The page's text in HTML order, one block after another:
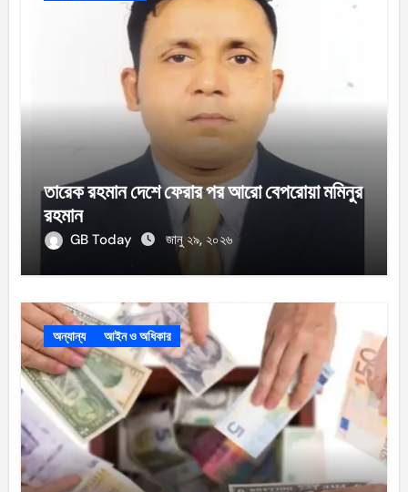
তারেক রহমান দেশে ফেরার পর আরো বেপরোয়া মমিনুর
রহমান
GB Today জানু ২৯, ২০২৬
অন্যান্য আইন ও অধিকার